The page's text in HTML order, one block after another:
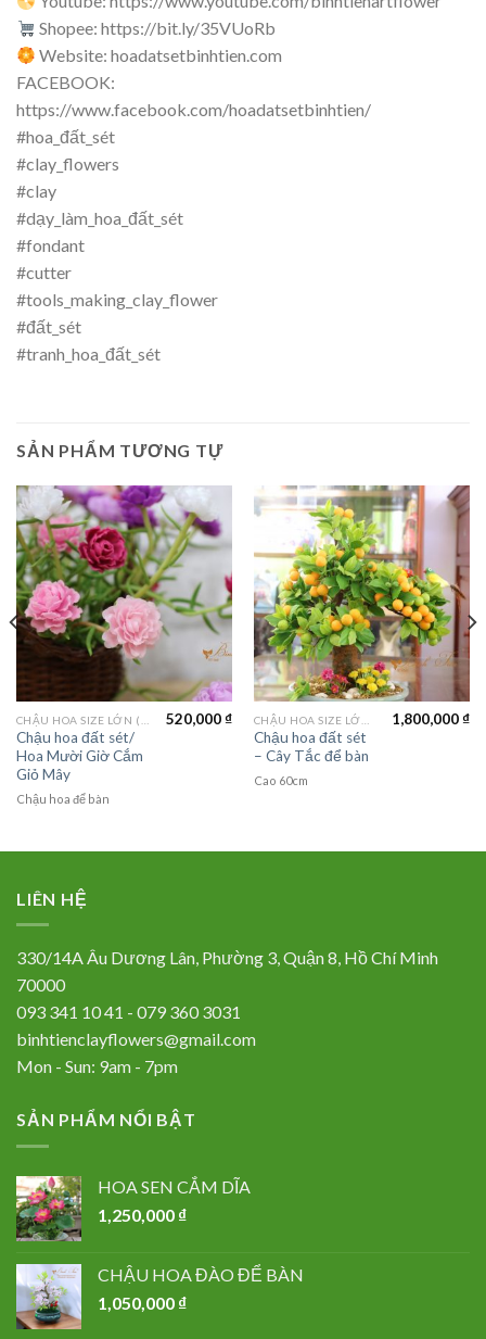
Shopee: https://bit.ly/35VUoRb
Website: hoadatsetbinhtien.com
FACEBOOK:
https://www.facebook.com/hoadatsetbinhtien/
#hoa_đất_sét
#clay_flowers
#clay
#dạy_làm_hoa_đất_sét
#fondant
#cutter
#tools_making_clay_flower
#đất_sét
#tranh_hoa_đất_sét
SẢN PHẨM TƯƠNG TỰ
Chậu hoa đất sét/
Hoa Mười Giờ Cắm
Giỏ Mây
520,000₫
Chậu hoa để bàn
Chậu hoa đất sét
– Cây Tắc để bàn
1,800,000₫
Cao 60cm
LIÊN HỆ
330/14A Âu Dương Lân, Phường 3, Quận 8, Hồ Chí Minh
70000
093 341 10 41 - 079 360 3031
binhtienclayflowers@gmail.com
Mon - Sun: 9am - 7pm
SẢN PHẨM NỔI BẬT
HOA SEN CẮM DĨA
1,250,000 ₫
CHẬU HOA ĐÀO ĐỂ BÀN
1,050,000 ₫